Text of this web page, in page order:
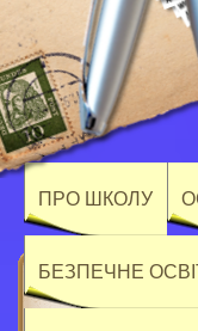
ПРО ШКОЛУ
БЕЗПЕЧНЕ